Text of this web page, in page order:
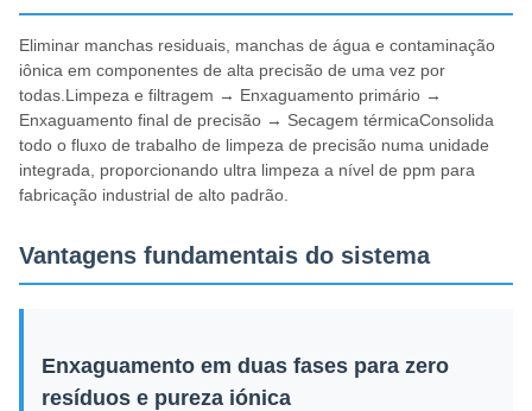
Eliminar manchas residuais, manchas de água e contaminação
iônica em componentes de alta precisão de uma vez por
todas.Limpeza e filtragem → Enxaguamento primário →
Enxaguamento final de precisão → Secagem térmicaConsolida
todo o fluxo de trabalho de limpeza de precisão numa unidade
integrada, proporcionando ultra limpeza a nível de ppm para
fabricação industrial de alto padrão.
Vantagens fundamentais do sistema
Enxaguamento em duas fases para zero
resíduos e pureza iónica